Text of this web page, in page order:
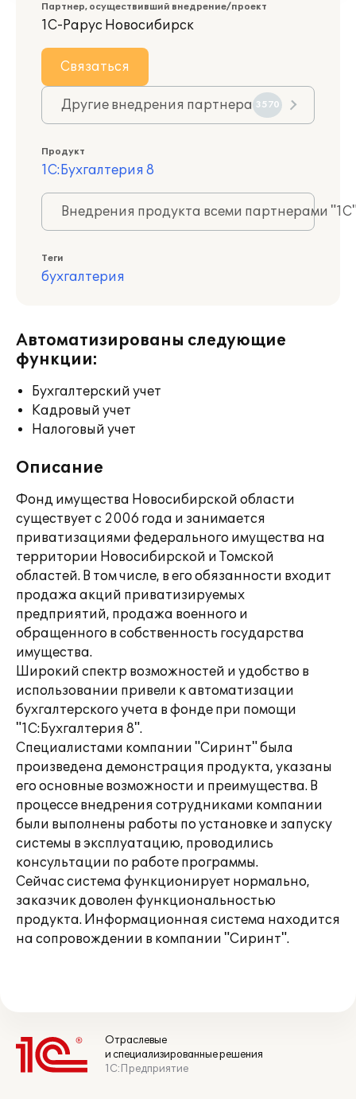
Партнер, осуществивший внедрение/проект
1С-Рарус Новосибирск
Связаться
Другие внедрения партнера 3570
Продукт
1С:Бухгалтерия 8
Внедрения продукта всеми партнерами
Теги
бухгалтерия
Автоматизированы следующие
функции:
Бухгалтерский учет
Кадровый учет
Налоговый учет
Описание
Фонд имущества Новосибирской области
существует с 2006 года и занимается
приватизациями федерального имущества на
территории Новосибирской и Томской
областей. В том числе, в его обязанности входит
продажа акций приватизируемых
предприятий, продажа военного и
обращенного в собственность государства
имущества.
Широкий спектр возможностей и удобство в
использовании привели к автоматизации
бухгалтерского учета в фонде при помощи
"1С:Бухгалтерия 8".
Специалистами компании "Сиринт" была
произведена демонстрация продукта, указаны
его основные возможности и преимущества. В
процессе внедрения сотрудниками компании
были выполнены работы по установке и запуску
системы в эксплуатацию, проводились
консультации по работе программы.
Сейчас система функционирует нормально,
заказчик доволен функциональностью
продукта. Информационная система находится
на сопровождении в компании "Сиринт".
Отраслевые
и специализированные решения
1С:Предприятие